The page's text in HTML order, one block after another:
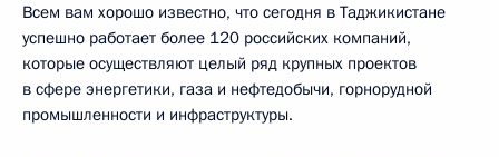
Всем вам хорошо известно, что сегодня в Таджикистане
успешно работает более 120 российских компаний,
которые осуществляют целый ряд крупных проектов
в сфере энергетики, газа и нефтедобычи, горнорудной
промышленности и инфраструктуры.